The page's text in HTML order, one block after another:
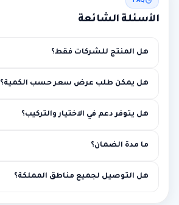
الأسئلة الشائعة
هل المنتج للشركات فقط؟
مستوى أعلى من الاستقرار.
هل يمكن طلب عرض سعر حسب الكمية؟
هل يتوفر دعم في الاختيار والتركيب؟
ما مدة الضمان؟
هل التوصيل لجميع مناطق المملكة؟